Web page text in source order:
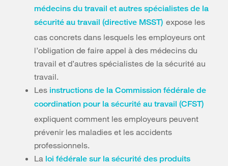
médecins du travail et autres spécialistes de la
sécurité au travail (directive MSST) expose les
cas concrets dans lesquels les employeurs ont
l’obligation de faire appel à des médecins du
travail et d’autres spécialistes de la sécurité au
travail.
Les instructions de la Commission fédérale de
coordination pour la sécurité au travail (CFST)
expliquent comment les employeurs peuvent
prévenir les maladies et les accidents
professionnels.
La loi fédérale sur la sécurité des produits